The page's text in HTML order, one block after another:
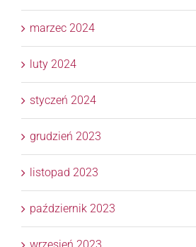
marzec 2024
luty 2024
styczeń 2024
grudzień 2023
listopad 2023
październik 2023